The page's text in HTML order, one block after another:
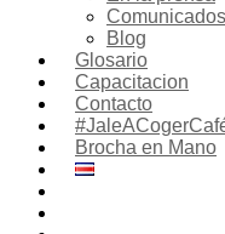
Comunicados
Blog
Glosario
Capacitacion
Contacto
Brocha en Mano